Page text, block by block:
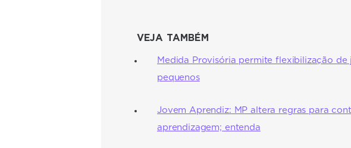
VEJA TAMBÉM
Medida Provisória permite flexibilização
pequenos
Jovem Aprendiz: MP altera regras para
aprendizagem; entenda